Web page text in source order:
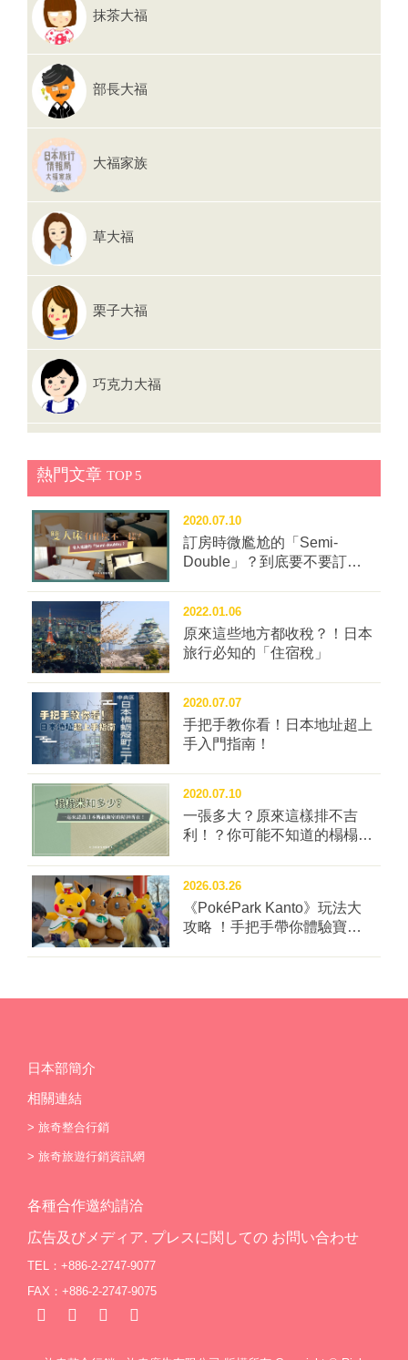
抹茶大福
部長大福
大福家族
草大福
栗子大福
巧克力大福
熱門文章 TOP 5
2020.07.10
訂房時微尷尬的「Semi-
Double」？到底要不要訂這
2022.01.06
原來這些地方都收稅？！日本
旅行必知的「住宿稅」
2020.07.07
手把手教你看！日本地址超上
手入門指南！
2020.07.10
一張多大？原來這樣排不吉
利！？你可能不知道的榻榻米
2026.03.26
《PokéPark Kanto》玩法大
攻略 ！手把手帶你體驗寶可
日本部簡介
相關連結
> 旅奇整合行銷
> 旅奇旅遊行銷資訊網
各種合作邀約請洽
広告及びメディア. プレスに関しての お問い合わせ
TEL：+886-2-2747-9077
FAX：+886-2-2747-9075